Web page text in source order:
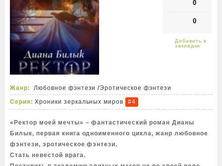
0
0
Жанр: Любовное фэнтези /Эротическое фэнтези
Серия: Хроники зеркальных миров #4
«Ректор моей мечты» – фантастический роман Дианы
Билык, первая книга одноименного цикла, жанр любовное
фэнтези, эротическое фэнтези.
Стать невестой врага.